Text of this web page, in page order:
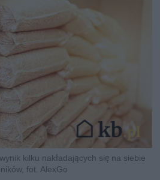
kilku nakładających się na siebie
fot. AlexGo